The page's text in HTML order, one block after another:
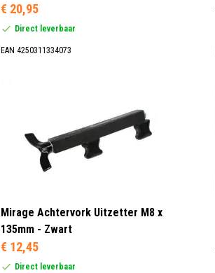
€ 20,95
Direct leverbaar
EAN 4250311334073
Mirage Achtervork Uitzetter M8 x
135mm - Zwart
€ 12,45
Direct leverbaar